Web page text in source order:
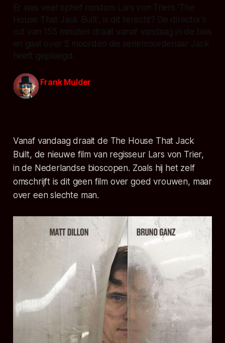
Er was veel ophef rondom Lars von Triers 'The
House That Jack Built', is dit terecht? De director’s
cut van 155 minuten draait vanaf vandaag in de bios
en gaat over 5 moorden die seriemoordenaar Jack
heeft gepleegd.
Frank Mulder
Vanaf vandaag draait de The House That Jack
Built, de nieuwe film van regisseur Lars von Trier,
in de Nederlandse bioscopen. Zoals hij het zelf
omschrijft is dit geen film over goed vrouwen, maar
over een slechte man.